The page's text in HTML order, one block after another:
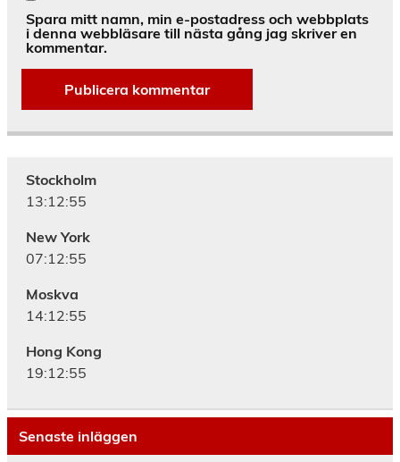
Spara mitt namn, min e-postadress och webbplats
i denna webbläsare till nästa gång jag skriver en
kommentar.
Alternative:
Stockholm
13:12:56
New York
07:12:56
Moskva
14:12:56
Hong Kong
19:12:56
Senaste inläggen